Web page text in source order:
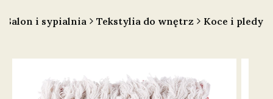
Salon i sypialnia Tekstylia do wnętrz Koce i pledy